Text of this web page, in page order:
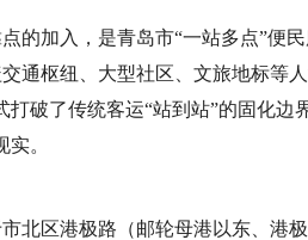
的加入，是青岛市“一站多点”便
通枢纽、大型社区、文旅地标等
打破了传统客运“站到站”的固化
。
北区港极路（邮轮母港以东、港